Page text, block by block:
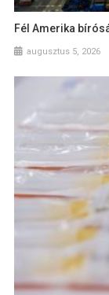
Fél Amerika
augusztus 5, 2026